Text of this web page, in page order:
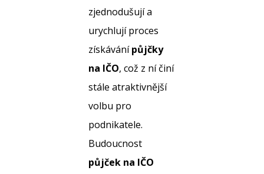
zjednodušují a
urychlují proces
získávánípůjčky
na IČO, což z ní činí
stále atraktivnější
volbu pro
podnikatele.
Budoucnost
půjček na IČO